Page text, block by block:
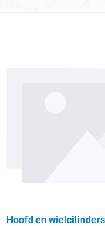
Hoofd en wielcilinders